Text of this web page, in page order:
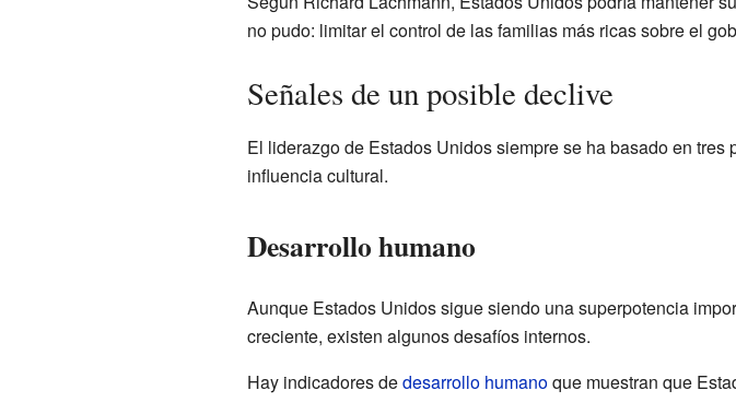
no pudo: limitar el control de las familias más ricas sobre el
Señales de un posible declive
El liderazgo de Estados Unidos siempre se ha basado en
influencia cultural.
Desarrollo humano
Aunque Estados Unidos sigue siendo una superpotencia
creciente, existen algunos desafíos internos.
Hay indicadores dedesarrollo humanoque muestran que